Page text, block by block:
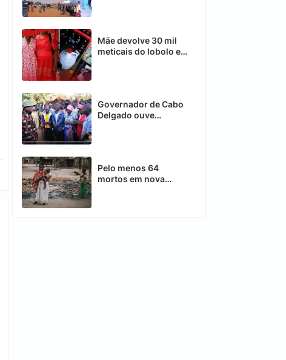
Mãe devolve 30 mil
meticais do lobolo e
Governador de Cabo
Delgado ouve
Pelo menos 64
mortos em nova